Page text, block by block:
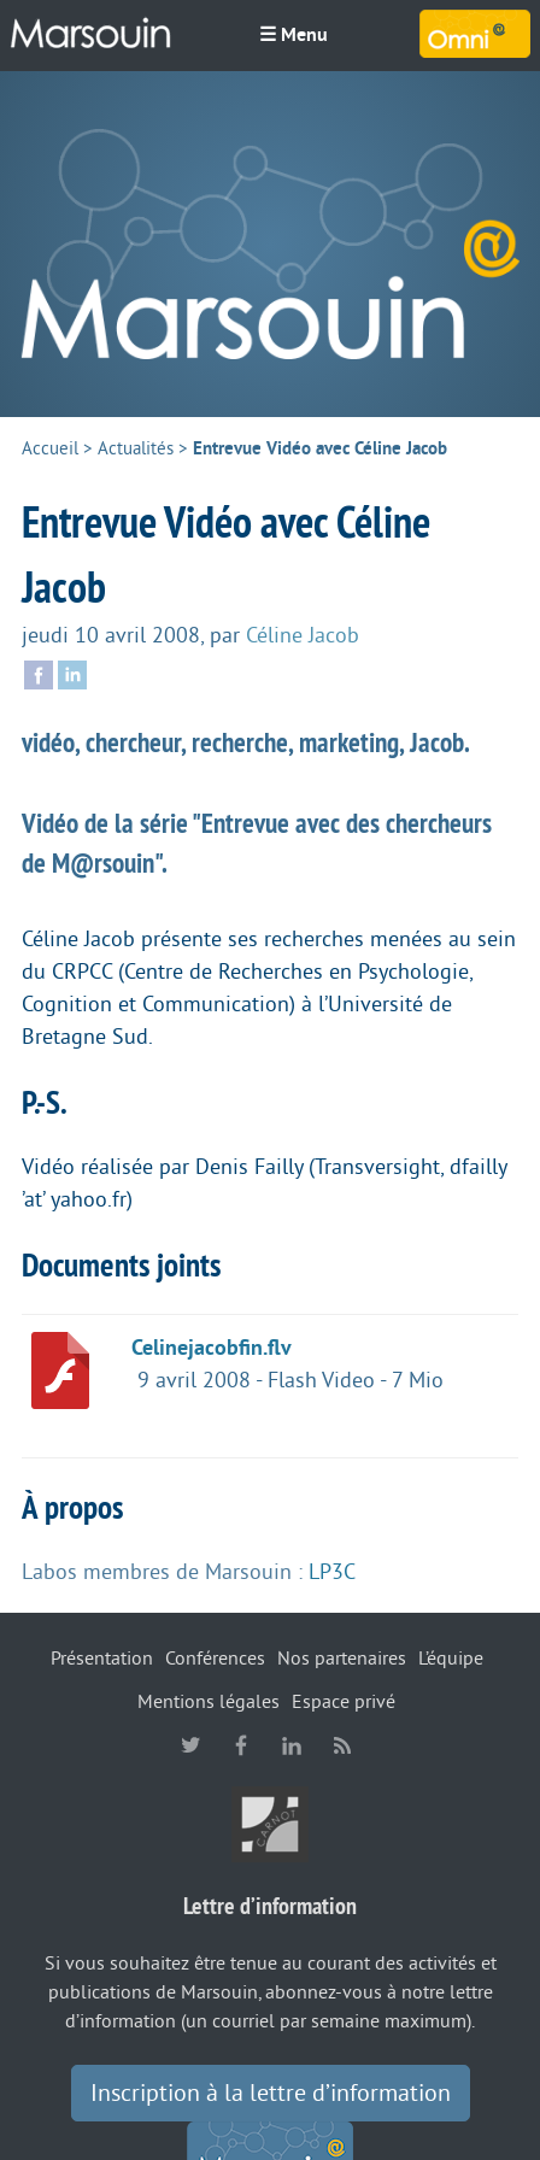
☰ Menu
Accueil> Actualités > Entrevue Vidéo avec Céline Jacob
Entrevue Vidéo avec Céline
Jacob
jeudi 10 avril 2008, par Céline Jacob
vidéo, chercheur, recherche, marketing, Jacob.
Vidéo de la série "Entrevue avec des chercheurs
de M@rsouin".
Céline Jacob présente ses recherches menées au sein
du CRPCC (Centre de Recherches en Psychologie,
Cognition et Communication) à l’Université de
Bretagne Sud.
P.-S.
Vidéo réalisée par Denis Failly (Transversight, dfailly
’at’ yahoo.fr)
Documents joints
Celinejacobfin.flv
9 avril 2008 - Flash Video - 7 Mio
À propos
Labos membres de Marsouin : LP3C
Présentation Conférences Nos partenaires
L’équipe
Mentions légales
Espace privé
Lettre d’information
Si vous souhaitez être tenue au courant des activités et
publications de Marsouin, abonnez-vous à notre lettre
d’information (un courriel par semaine maximum).
Inscription à la lettre d’information